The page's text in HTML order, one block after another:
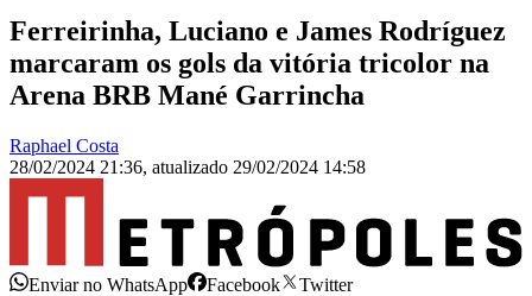
Ferreirinha, Luciano e James Rodríguez
marcaram os gols da vitória tricolor na
Arena BRB Mané Garrincha
Raphael Costa
28/02/2024 21:36, atualizado 29/02/2024 14:58
Enviar no WhatsApp Facebook
Twitter